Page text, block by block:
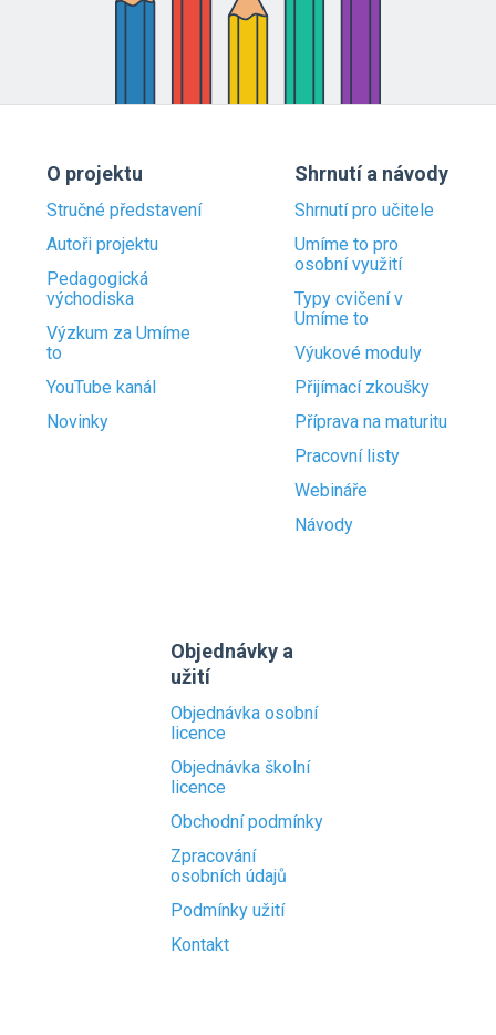
O projektu
Stručné představení
Autoři projektu
Pedagogická
východiska
Výzkum za Umíme
to
YouTube kanál
Novinky
Shrnutí a návody
Shrnutí pro učitele
Umíme to pro
osobní využití
Typy cvičení v
Umíme to
Výukové moduly
Přijímací zkoušky
Příprava na maturitu
Pracovní listy
Webináře
Návody
Objednávky a
užití
Objednávka osobní
licence
Objednávka školní
licence
Obchodní podmínky
Zpracování
osobních údajů
Podmínky užití
Kontakt